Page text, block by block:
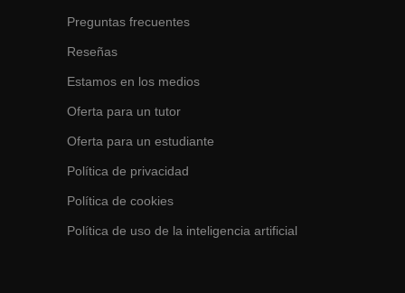
Preguntas frecuentes
Reseñas
Estamos en los medios
Oferta para un tutor
Oferta para un estudiante
Política de privacidad
Política de cookies
Política de uso de la inteligencia artificial